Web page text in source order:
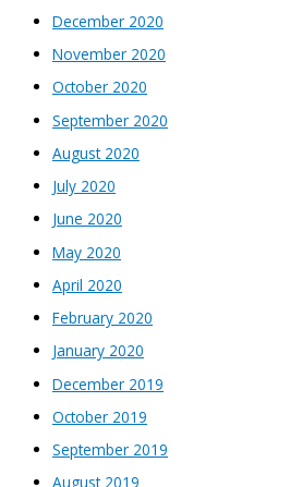
December 2020
November 2020
October 2020
September 2020
August 2020
July 2020
June 2020
May 2020
April 2020
February 2020
January 2020
December 2019
October 2019
September 2019
August 2019